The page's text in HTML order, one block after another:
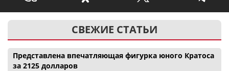
СВЕЖИЕ СТАТЬИ
Представлена впечатляющая фигурка юного Кратоса
за 2125 долларов